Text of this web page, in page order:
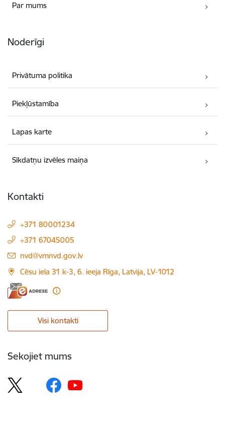
Par mums
Noderīgi
Privātuma politika
Piekļūstamība
Lapas karte
Sīkdatņu izvēles maiņa
Kontakti
+371 80001234
+371 67045005
E-pasts:
nvd@vmnvd.gov.lv
Cēsu iela 31 k-3, 6. ieeja Rīga, Latvija, LV-1012
Visi kontakti
Sekojiet mums